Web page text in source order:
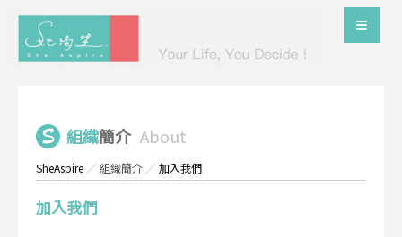
組織簡介 About
SheAspire ／組織簡介 ／加入我們
加入我們